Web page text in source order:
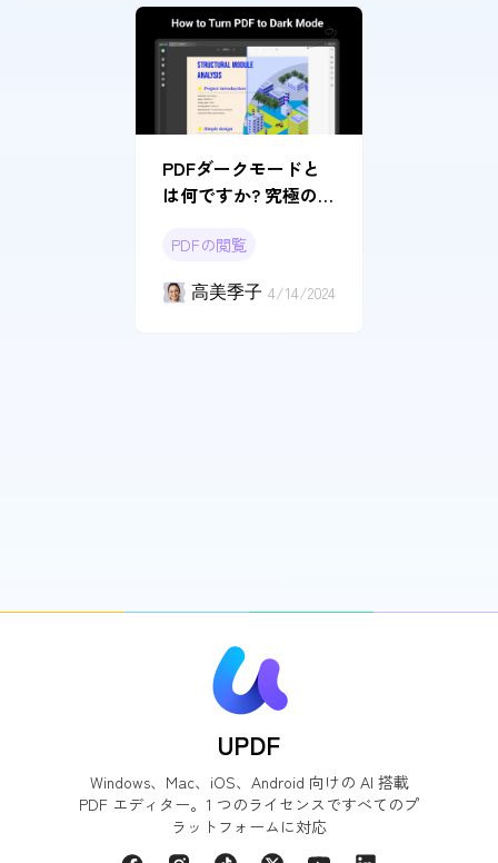
PDFダークモードと
は何ですか? 究極の
クモードが登場！
PDFの閲覧
高美季子 4/14/2024
UPDF
Windows、Mac、iOS、Android 向けの AI 搭載
PDF エディター。1 つのライセンスですべてのプ
ラットフォームに対応